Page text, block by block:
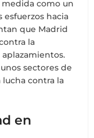
medida como un
hacia
que Madrid
la
sectores de
lucha contra la
en